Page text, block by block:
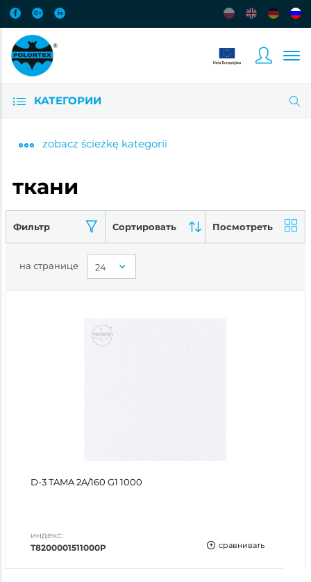
КАТЕГОРИИ
zobacz ścieżkę kategorii
ткани
Фильтр Сортировать Посмотреть
на странице
D-3 TAMA 2A/160 G1 1000
индекс:
T8200001511000P
сравнивать